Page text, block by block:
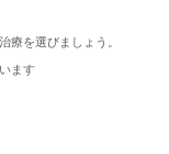
療を選びましょう。
ます